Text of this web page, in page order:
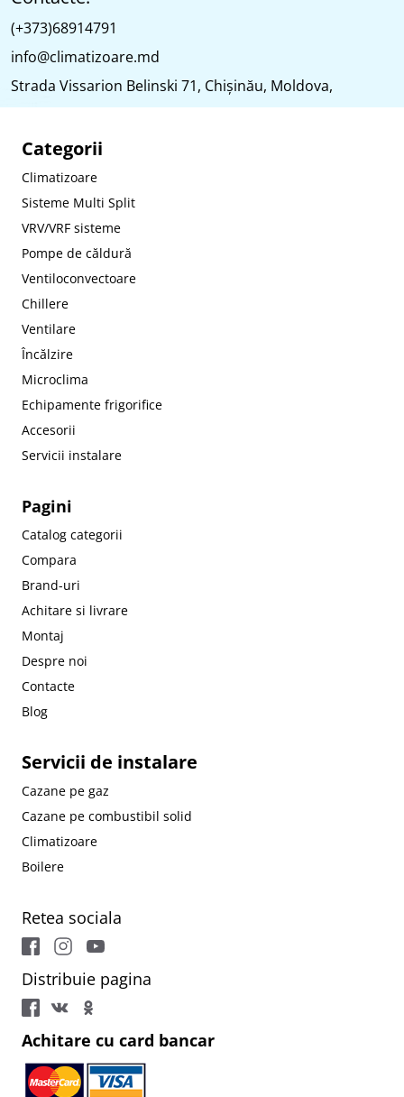
(+373)68914791
info@climatizoare.md
Strada Vissarion Belinski 71, Chişinău, Moldova,
Categorii
Climatizoare
Sisteme Multi Split
VRV/VRF sisteme
Pompe de căldură
Ventiloconvectoare
Chillere
Ventilare
Încălzire
Microclima
Echipamente frigorifice
Accesorii
Servicii instalare
Pagini
Catalog categorii
Compara
Brand-uri
Achitare si livrare
Montaj
Despre noi
Contacte
Blog
Servicii de instalare
Cazane pe gaz
Cazane pe combustibil solid
Climatizoare
Boilere
Retea sociala
Distribuie pagina
Achitare cu card bancar